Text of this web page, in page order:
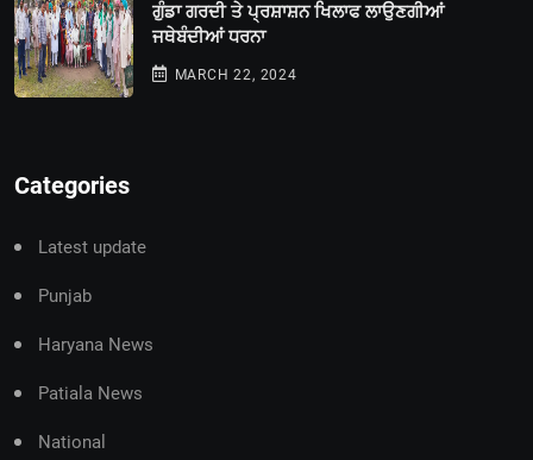
ਗੁੰਡਾ ਗਰਦੀ ਤੇ ਪ੍ਰਸ਼ਾਸ਼ਨ ਖਿਲਾਫ ਲਾਉਣਗੀਆਂ
ਜਥੇਬੰਦੀਆਂ ਧਰਨਾ
MARCH 22, 2024
Categories
Latest update
Punjab
Haryana News
Patiala News
National